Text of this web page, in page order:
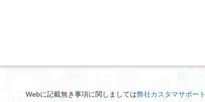
Webに記載無き事項に関しましては弊社カスタマサポート